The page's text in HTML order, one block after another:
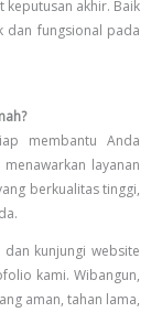
keputusan akhir. Baik
dan fungsional pada
membantu Anda
layanan
berkualitas tinggi,
kunjungi website
kami. Wibangun,
aman, tahan lama,